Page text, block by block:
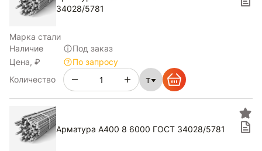
34028/5781
Марка стали
Наличие
Под заказ
Цена, ₽
По запросу
Количество
т
Арматура А400 8 6000 ГОСТ 34028/5781